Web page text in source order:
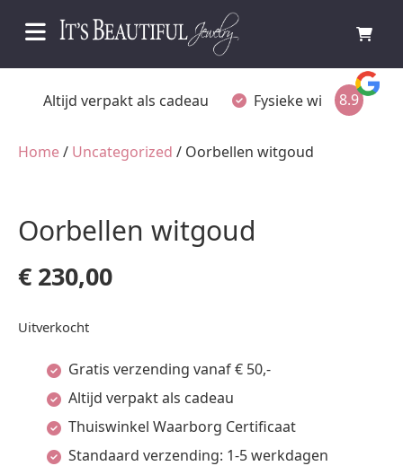
Fysieke winkel in Ommen Gratis8.9
Home/ Uncategorized / Oorbellen witgoud
Oorbellen witgoud
€ 230,00
Uitverkocht
Gratis verzending vanaf € 50,-
Altijd verpakt als cadeau
Thuiswinkel Waarborg Certificaat
Standaard verzending: 1-5 werkdagen